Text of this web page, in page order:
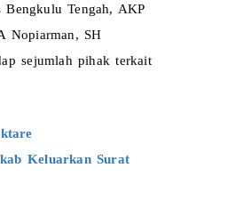
Tengah, AKP
Nopiarman, SH
sejumlah pihak terkait
Keluarkan Surat